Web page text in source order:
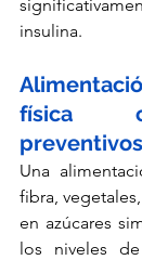
insulina.
física
preventivos
Una
fibra,
en azúcares
los niveles